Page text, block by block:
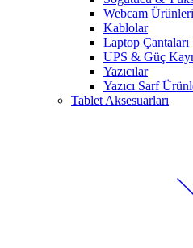
Webcam Ürünleri
Kablolar
Laptop Çantaları
UPS & Güç
Yazıcılar
Yazıcı Sarf
Tablet Aksesuarları